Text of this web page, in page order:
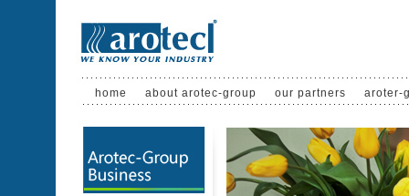
home about arotec-group our partners aroter-